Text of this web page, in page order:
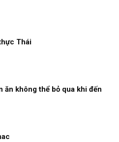
Thái
ăn không thể bỏ qua khi đến